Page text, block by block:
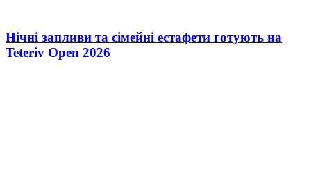
Нічні запливи та сімейні естафети готують на
Teteriv Open 2026